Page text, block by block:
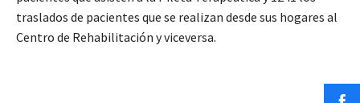
traslados de pacientes que se realizan desde sus hogares al
Centro de Rehabilitación y viceversa.